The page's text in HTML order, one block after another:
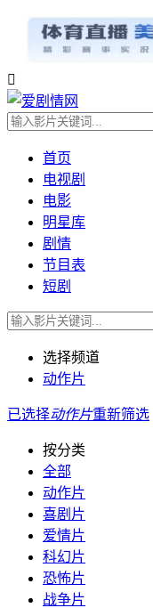

首页
电视剧
电影
明星库
剧情
节目表
短剧
选择频道
动作片
已选择动作片重新筛选
按分类
全部
动作片
喜剧片
爱情片
科幻片
恐怖片
战争片